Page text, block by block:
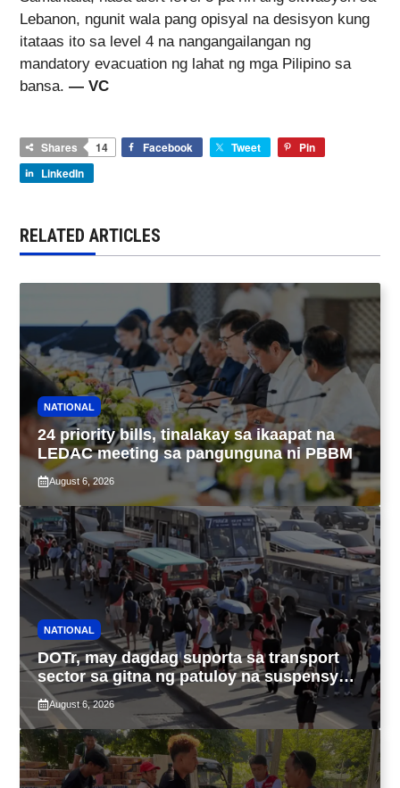
Lebanon, ngunit wala pang opisyal na desisyon kung
itataas ito sa level 4 na nangangailangan ng
mandatory evacuation ng lahat ng mga Pilipino sa
bansa. — VC
Shares 14 Facebook Tweet
Pin
LinkedIn
RELATED ARTICLES
NATIONAL
24 priority bills, tinalakay sa ikaapat na
LEDAC meeting sa pangunguna ni PBBM
August 6, 2026
NATIONAL
DOTr, may dagdag suporta sa transport
sector sa gitna ng patuloy na suspensyon
ng taas-pasahe
August 6, 2026